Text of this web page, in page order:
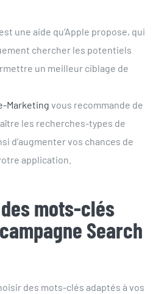
une aide qu’Apple propose, qui
chercher les potentiels
un meilleur ciblage de
Marketing vous recommande de
les recherches-types de
d’augmenter vos chances de
application.
mots-clés
Search
des mots-clés adaptés à vos